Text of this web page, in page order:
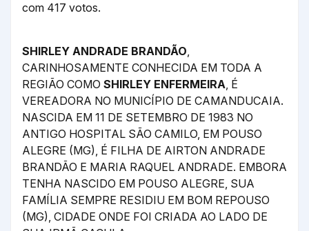
com 417 votos.
SHIRLEY ANDRADE BRANDÃO,
CARINHOSAMENTE CONHECIDA EM TODA A
REGIÃO COMO SHIRLEY ENFERMEIRA, É
VEREADORA NO MUNICÍPIO DE CAMANDUCAIA.
NASCIDA EM 11 DE SETEMBRO DE 1983 NO
ANTIGO HOSPITAL SÃO CAMILO, EM POUSO
ALEGRE (MG), É FILHA DE AIRTON ANDRADE
BRANDÃO E MARIA RAQUEL ANDRADE. EMBORA
TENHA NASCIDO EM POUSO ALEGRE, SUA
FAMÍLIA SEMPRE RESIDIU EM BOM REPOUSO
(MG), CIDADE ONDE FOI CRIADA AO LADO DE